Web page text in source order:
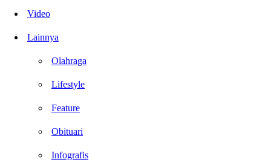
Video
Lainnya
Olahraga
Lifestyle
Feature
Obituari
Infografis